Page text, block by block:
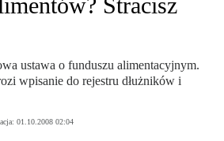
ustawa o funduszu alimentacyjnym.
wpisanie do rejestru dłużników i
01.10.2008 02:04